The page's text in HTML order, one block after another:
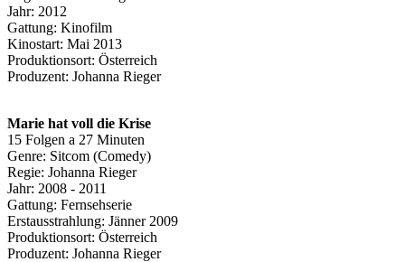
Jahr: 2012
Gattung: Kinofilm
Kinostart: Mai 2013
Produktionsort: Österreich
Produzent: Johanna Rieger
Marie hat voll die Krise
15 Folgen a 27 Minuten
Genre: Sitcom (Comedy)
Regie: Johanna Rieger
Jahr: 2008 - 2011
Gattung: Fernsehserie
Erstausstrahlung: Jänner 2009
Produktionsort: Österreich
Produzent: Johanna Rieger